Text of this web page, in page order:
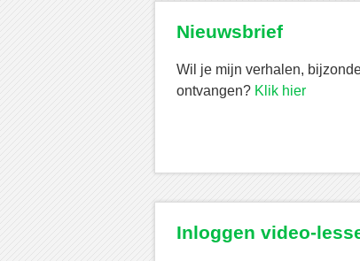
Nieuwsbrief
Wil je mijn verhalen,
ontvangen? Klik hier
Inloggen video-